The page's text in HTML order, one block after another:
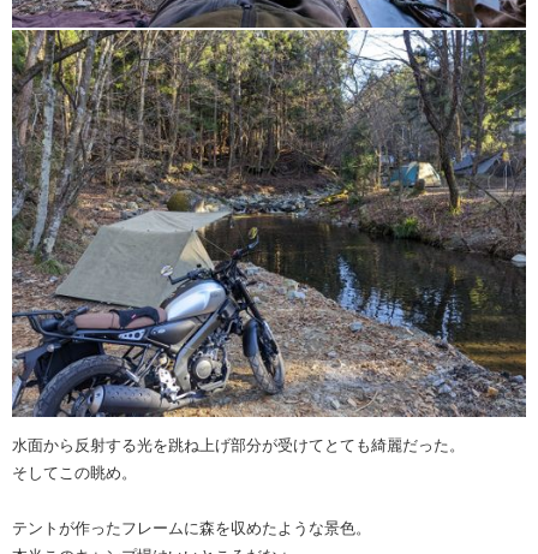
水面から反射する光を跳ね上げ部分が受けてとても綺麗だった。
そしてこの眺め。
テントが作ったフレームに森を収めたような景色。